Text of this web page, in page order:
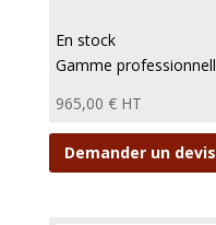
En stock
Gamme
965,00 € HT
Demander un devis